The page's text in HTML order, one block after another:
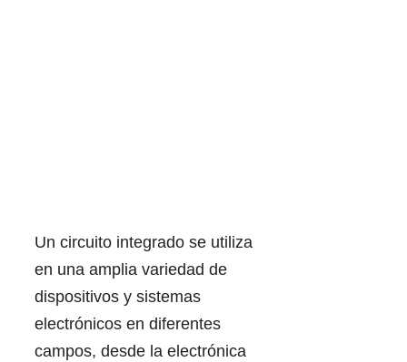
Un circuito integrado se utiliza
en una amplia variedad de
dispositivos y sistemas
electrónicos en diferentes
campos, desde la electrónica